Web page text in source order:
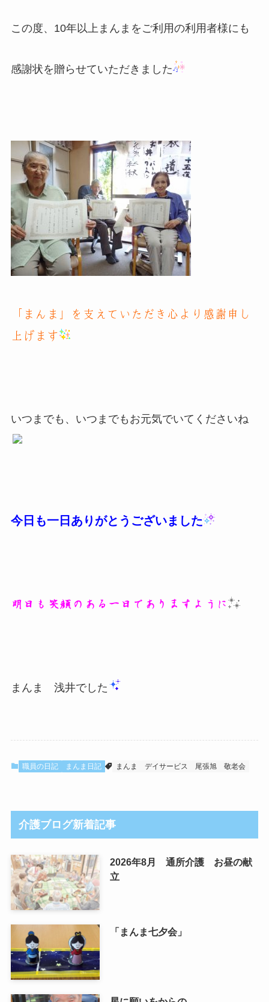
この度、10年以上まんまをご利用の利用者様にも
感謝状を贈らせていただきました
「まんま」を支えていただき心より感謝申し
上げます
いつまでも、いつまでもお元気でいてくださいね
今日も一日ありがとうございました
明日も笑顔のある一日でありますように
まんま 浅井でした
職員の日記 まんま日記 まんま デイサービス 尾張旭 敬老会
介護ブログ新着記事
2026年8月 通所介護 お昼の献
立
「まんま七夕会」